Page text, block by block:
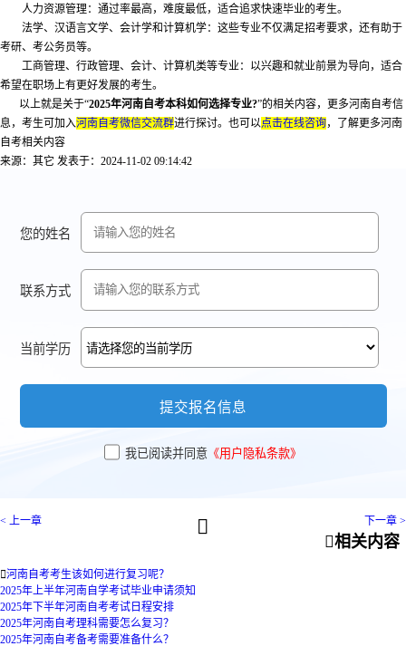
人力资源管理：通过率最高，难度最低，适合追求快速毕业的考生。
法学、汉语言文学、会计学和计算机学：这些专业不仅满足招考要求，还有助于
考研、考公务员等。
工商管理、行政管理、会计、计算机类等专业：以兴趣和就业前景为导向，适合
希望在职场上有更好发展的考生。
以上就是关于“2025年河南自考本科如何选择专业?”的相关内容，更多河南自考信
息，考生可加入河南自考微信交流群进行探讨。也可以点击在线咨询，了解更多河南
自考相关内容
来源：其它 发表于：2024-11-02 09:14:42
您的姓名
联系方式
当前学历
提交报名信息
我已阅读并同意 《用户隐私条款》
< 上一章  下一章 >
相关内容
河南自考考生该如何进行复习呢？
2025年上半年河南自学考试毕业申请须知
2025年下半年河南自考考试日程安排
2025年河南自考理科需要怎么复习？
2025年河南自考备考需要准备什么？